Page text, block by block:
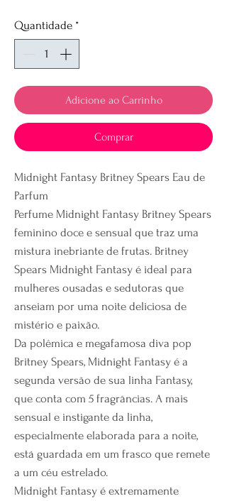
Quantidade *
Adicione ao Carrinho
Comprar
Midnight Fantasy Britney Spears Eau de
Parfum
Perfume Midnight Fantasy Britney Spears
feminino doce e sensual que traz uma
mistura inebriante de frutas. Britney
Spears Midnight Fantasy é ideal para
mulheres ousadas e sedutoras que
anseiam por uma noite deliciosa de
mistério e paixão.
Da polêmica e megafamosa diva pop
Britney Spears, Midnight Fantasy é a
segunda versão de sua linha Fantasy,
que conta com 5 fragrâncias. A mais
sensual e instigante da linha,
especialmente elaborada para a noite,
está guardada em um frasco que remete
a um céu estrelado.
Midnight Fantasy é extremamente